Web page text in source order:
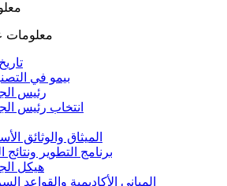
معلومات
بيمو في
رئيس
انتخاب رئيس
الميثاق والوثائق
برنامج التطوير ونتائج
هيكل
المباني الأكاديمية والقواعد